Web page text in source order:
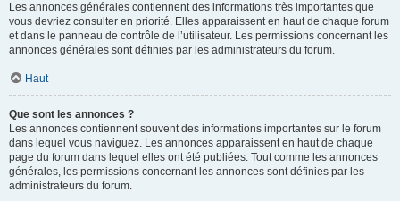
Les annonces générales contiennent des informations très importantes que
vous devriez consulter en priorité. Elles apparaissent en haut de chaque forum
et dans le panneau de contrôle de l’utilisateur. Les permissions concernant les
annonces générales sont définies par les administrateurs du forum.
Haut
Que sont les annonces ?
Les annonces contiennent souvent des informations importantes sur le forum
dans lequel vous naviguez. Les annonces apparaissent en haut de chaque
page du forum dans lequel elles ont été publiées. Tout comme les annonces
générales, les permissions concernant les annonces sont définies par les
administrateurs du forum.